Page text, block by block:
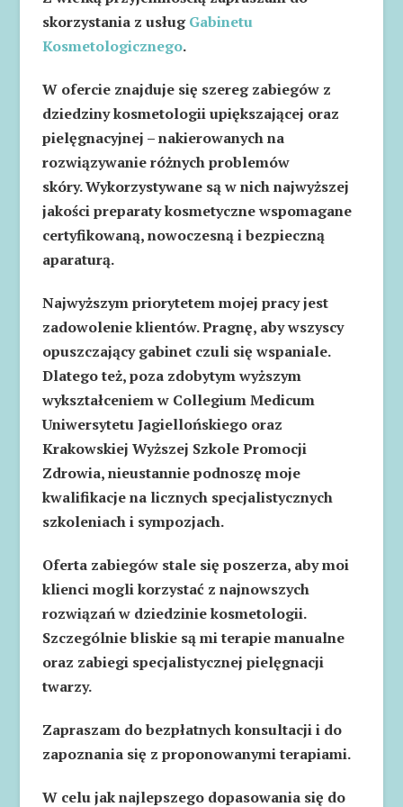
skorzystania z usługGabinetu
Kosmetologicznego.
W ofercie znajduje się szereg zabiegów z
dziedziny kosmetologii upiększającej oraz
pielęgnacyjnej – nakierowanych na
rozwiązywanie różnych problemów
skóry. Wykorzystywane są w nich najwyższej
jakości preparaty kosmetyczne wspomagane
certyfikowaną, nowoczesną i bezpieczną
aparaturą.
Najwyższym priorytetem mojej pracy jest
zadowolenie klientów. Pragnę, aby wszyscy
opuszczający gabinet czuli się wspaniale.
Dlatego też, poza zdobytym wyższym
wykształceniem w Collegium Medicum
Uniwersytetu Jagiellońskiego oraz
Krakowskiej Wyższej Szkole Promocji
Zdrowia, nieustannie podnoszę moje
kwalifikacje na licznych specjalistycznych
szkoleniach i sympozjach.
Oferta zabiegów stale się poszerza, aby moi
klienci mogli korzystać z najnowszych
rozwiązań w dziedzinie kosmetologii.
Szczególnie bliskie są mi terapie manualne
oraz zabiegi specjalistycznej pielęgnacji
twarzy.
Zapraszam do bezpłatnych konsultacji i do
zapoznania się z proponowanymi terapiami.
W celu jak najlepszego dopasowania się do